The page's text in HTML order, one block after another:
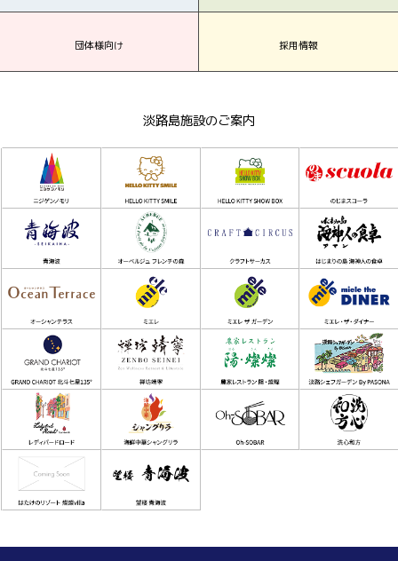
団体様向け 採用情報
淡路島施設のご案内